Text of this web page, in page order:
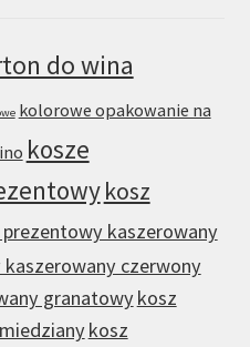
do wina
kolorowe opakowanie na
kosze
kosz
kaszerowany
czerwony
granatowykosz
kosz